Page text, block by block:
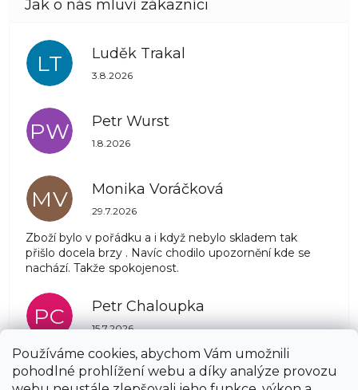
Používáme cookies, abychom Vám umožnili
pohodlné prohlížení webu a díky analýze provozu
Vážení zákazníci, ve dnech 3. 8. – 7. 8. nebude z
LT Luděk Trakal
Hodnocení obchodu je 5 z 5 hvězdiček.
3.8.2026
PW Petr Wurst
Hodnocení obchodu je 5 z 5 hvězdiček.
1.8.2026
MV Monika Voráčková
Hodnocení obchodu je 5 z 5 hvězdiček.
29.7.2026
Zboží bylo v pořádku a i když nebylo skladem tak
přišlo docela brzy . Navíc chodilo upozornění kde se
nachází. Takže spokojenost.
PC Petr Chaloupka
Hodnocení obchodu je 5 z 5 hvězdiček.
15.7.2026
Zobrazit další hodnocení